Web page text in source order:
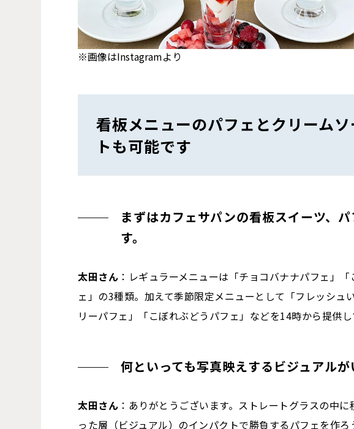
※画像はInstagramより
看板メニューのパフェとクリーム
トも可能です
まずはカフェサパンの看板スイーツ、
す。
太田さん ：レギュラーメニューは「チョコバナナパフェ」
ェ」の3種類。加えて季節限定メニューとして「フレッシュ
リーパフェ」「こぼれぶどうパフェ」などを14時から提供し
何といっても写真映えするビジュアルが
太田さん ：ありがとうございます。ストレートグラスの中
った層（ビジュアル）のインパクトで勝負するパフェを作